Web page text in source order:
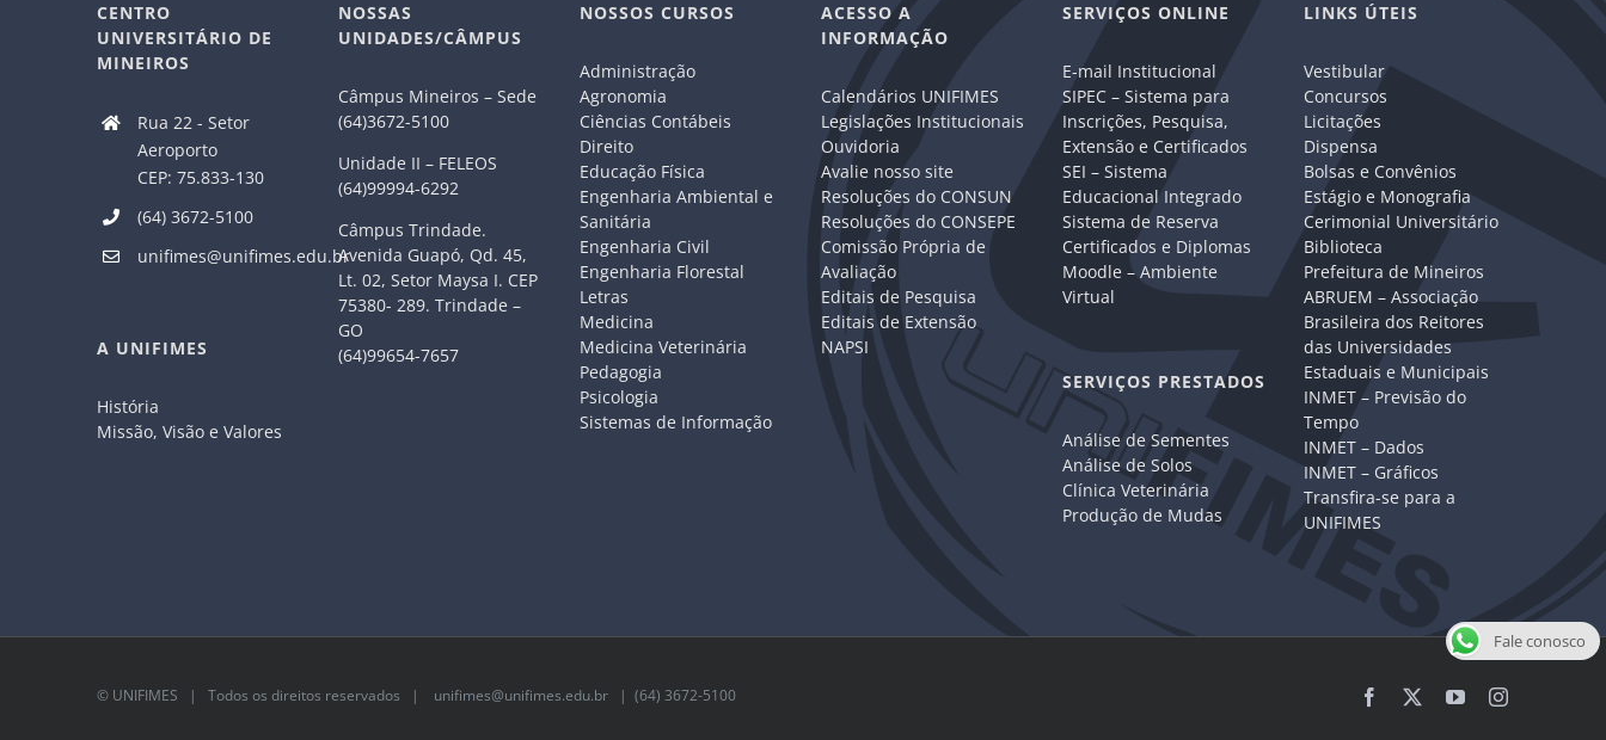
CENTRO
UNIVERSITÁRIO DE
MINEIROS
Rua 22 - Setor
Aeroporto
CEP: 75.833-130
(64) 3672-5100
unifimes@unifimes.edu.br
A UNIFIMES
História
Missão, Visão e Valores
NOSSAS
UNIDADES/CÂMPUS
Câmpus Mineiros – Sede
(64)3672-5100
Unidade II – FELEOS
(64)99994-6292
Câmpus Trindade.
Avenida Guapó, Qd. 45,
Lt. 02, Setor Maysa I. CEP
75380- 289. Trindade –
GO
(64)99654-7657
NOSSOS CURSOS
Administração
Agronomia
Ciências Contábeis
Direito
Educação Física
Engenharia Ambiental e
Sanitária
Engenharia Civil
Engenharia Florestal
Letras
Medicina
Medicina Veterinária
Pedagogia
Psicologia
Sistemas de Informação
ACESSO A
INFORMAÇÃO
Calendários UNIFIMES
Legislações Institucionais
Ouvidoria
Avalie nosso site
Resoluções do CONSUN
Resoluções do CONSEPE
Comissão Própria de
Avaliação
Editais de Pesquisa
Editais de Extensão
NAPSI
SERVIÇOS ONLINE
E-mail Institucional
SIPEC – Sistema para
Inscrições, Pesquisa,
Extensão e Certificados
SEI – Sistema
Educacional Integrado
Sistema de Reserva
Certificados e Diplomas
Moodle – Ambiente
Virtual
SERVIÇOS PRESTADOS
Análise de Sementes
Análise de Solos
Clínica Veterinária
Produção de Mudas
LINKS ÚTEIS
Vestibular
Concursos
Licitações
Dispensa
Bolsas e Convênios
Estágio e Monografia
Cerimonial Universitário
Biblioteca
Prefeitura de Mineiros
ABRUEM – Associação
Brasileira dos Reitores
das Universidades
Estaduais e Municipais
INMET – Previsão do
Tempo
INMET – Dados
INMET – Gráficos
Transfira-se para a
UNIFIMES
© UNIFIMES | Todos os direitos reservados | unifimes@unifimes.edu.br | (64) 3672-5100 Facebook YouTubeInstagram
Fale conosco